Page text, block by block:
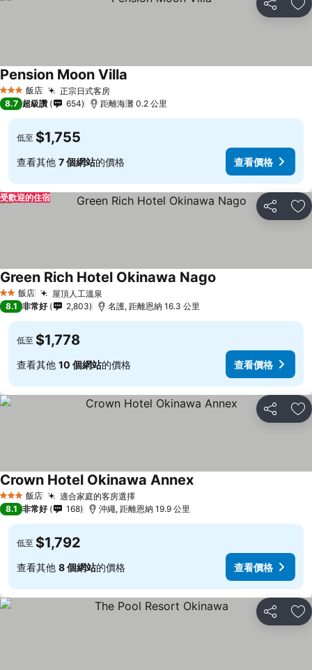
分享 加
3 星級 飯店 正宗日式客房
Pension Moon Villa
8.7 超級讚 654 距離海灘 0.2 公里
低至 $1,755
查看其他 7 個網站的價格 查看價格
分享 加
受歡迎的住宿
2 星級飯店 屋頂人工溫泉
Green Rich Hotel Okinawa Nago
8.1 非常好 2,803 名護, 距離恩納 16.3 公里
低至 $1,778
查看其他 10 個網站的價格 查看價格
分享 加
3 星級 飯店 適合家庭的客房選擇
Crown Hotel Okinawa Annex
8.1 非常好 168 沖繩, 距離恩納 19.9 公里
低至 $1,792
查看其他 8 個網站的價格 查看價格
分享 加